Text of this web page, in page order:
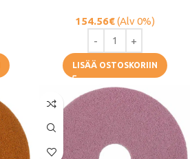
154.56€(Alv 0%)
LISÄÄ OSTOSKORIIN